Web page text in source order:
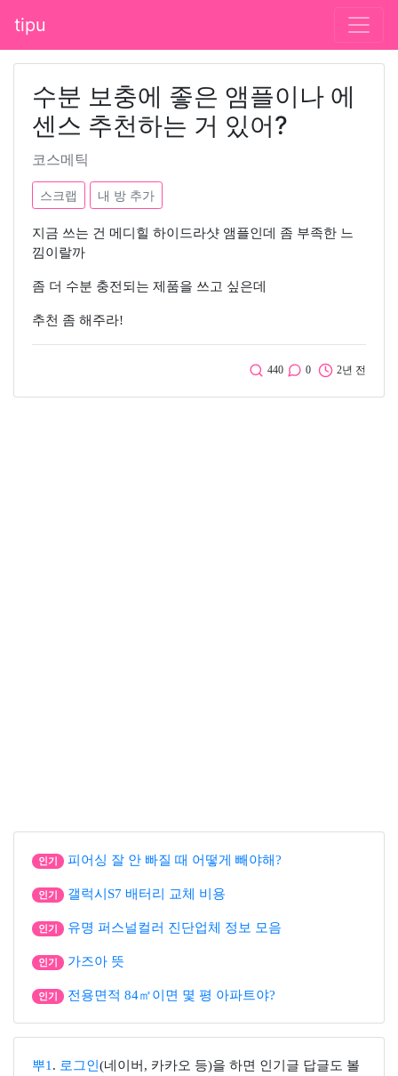
tipu
수분 보충에 좋은 앰플이나 에
센스 추천하는 거 있어?
코스메틱
스크랩 내 방 추가
지금 쓰는 건 메디힐 하이드라샷 앰플인데 좀 부족한 느
낌이랄까
좀 더 수분 충전되는 제품을 쓰고 싶은데
추천 좀 해주라!
440 0 2년 전
인기 피어싱 잘 안 빠질 때 어떻게 빼야해?
인기 갤럭시S7 배터리 교체 비용
인기 유명 퍼스널컬러 진단업체 정보 모음
인기 가즈아 뜻
인기 전용면적 84㎡이면 몇 평 아파트야?
뿌1 . 로그인 (네이버, 카카오 등)을 하면 인기글 답글도 볼